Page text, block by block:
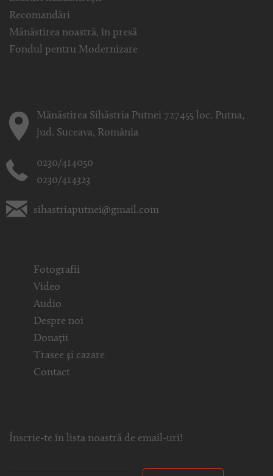
Recomandări
Mănăstirea noastră, în presă
Fondul pentru Modernizare
Mănăstirea Sihăstria Putnei 727455 loc. Putna,
jud. Suceava, România
0230/414050
0230/414323
sihastriaputnei@gmail.com
Fotografii
Video
Audio
Despre noi
Donații
Trasee și cazare
Contact
Înscrie-te în lista noastră de email-uri!